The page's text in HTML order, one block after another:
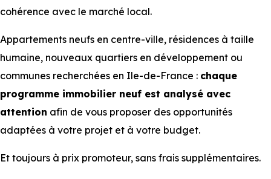
cohérence avec le marché local.
Appartements neufs en centre-ville, résidences à taille
humaine, nouveaux quartiers en développement ou
communes recherchées en Ile-de-France : chaque
programme immobilier neuf est analysé avec
attention afin de vous proposer des opportunités
adaptées à votre projet et à votre budget.
Et toujours à prix promoteur, sans frais supplémentaires.